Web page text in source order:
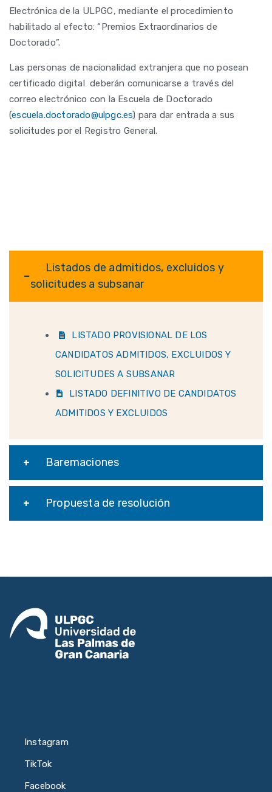
Electrónica de la ULPGC, mediante el procedimiento
habilitado al efecto: “Premios Extraordinarios de
Doctorado”.
Las personas de nacionalidad extranjera que no posean
certificado digital deberán comunicarse a través del
correo electrónico con la Escuela de Doctorado
(escuela.doctorado@ulpgc.es) para dar entrada a sus
solicitudes por el Registro General.
Listados de admitidos, excluidos y
solicitudes a subsanar
LISTADO PROVISIONAL DE LOS
CANDIDATOS ADMITIDOS, EXCLUIDOS Y
SOLICITUDES A SUBSANAR
LISTADO DEFINITIVO DE CANDIDATOS
ADMITIDOS Y EXCLUIDOS
Baremaciones
Propuesta de resolución
Instagram
TikTok
Facebook